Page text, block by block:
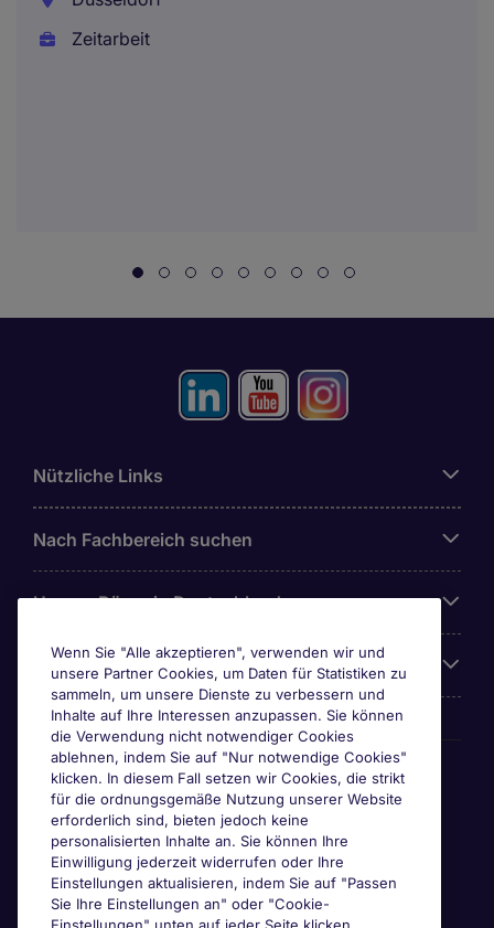
Zeitarbeit
Nützliche Links
Nach Fachbereich suchen
Unsere Büros in Deutschland
Über Michael Page
Awards & Zertifizierungen
Wenn Sie "Alle akzeptieren", verwenden wir und
unsere Partner Cookies, um Daten für Statistiken zu
sammeln, um unsere Dienste zu verbessern und
Inhalte auf Ihre Interessen anzupassen. Sie können
die Verwendung nicht notwendiger Cookies
ablehnen, indem Sie auf "Nur notwendige Cookies"
klicken. In diesem Fall setzen wir Cookies, die strikt
für die ordnungsgemäße Nutzung unserer Website
erforderlich sind, bieten jedoch keine
personalisierten Inhalte an. Sie können Ihre
Einwilligung jederzeit widerrufen oder Ihre
Einstellungen aktualisieren, indem Sie auf "Passen
Sie Ihre Einstellungen an" oder "Cookie-